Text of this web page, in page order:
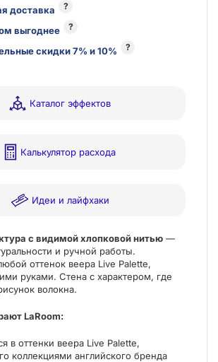
доставка ?
выгоднее ?
скидки 7% и 10% ?
Каталог эффектов
Калькулятор расхода
Идеи и лайфхаки
с видимой хлопковой нитью —
и ручной работы.
оттенок веера Live Palette,
руками. Стена с характером, где
волокна.
LaRoom:
в оттенки веера Live Palette,
коллекциями английского бренда